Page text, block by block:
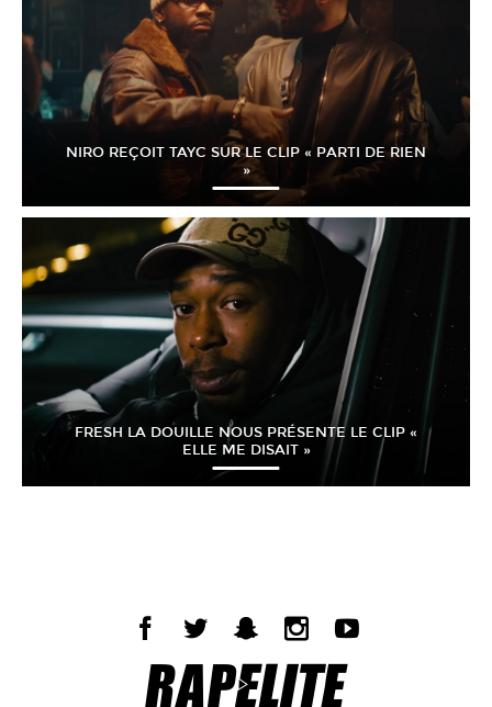
NIRO REÇOIT TAYC SUR LE CLIP « PARTI DE RIEN
»
FRESH LA DOUILLE NOUS PRÉSENTE LE CLIP «
ELLE ME DISAIT »